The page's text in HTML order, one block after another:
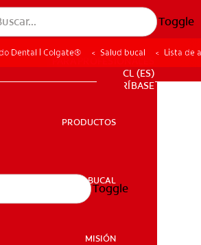
Toggle
SALUD BUCAL
PARA PROFESIONALES
CL (ES)
SUSCRÍBASE
PRODUCTOS
SALUD BUCAL
MISIÓN
Toggle
Dental | Colgate® Salud bucal Lista de
Los mejores
para sus